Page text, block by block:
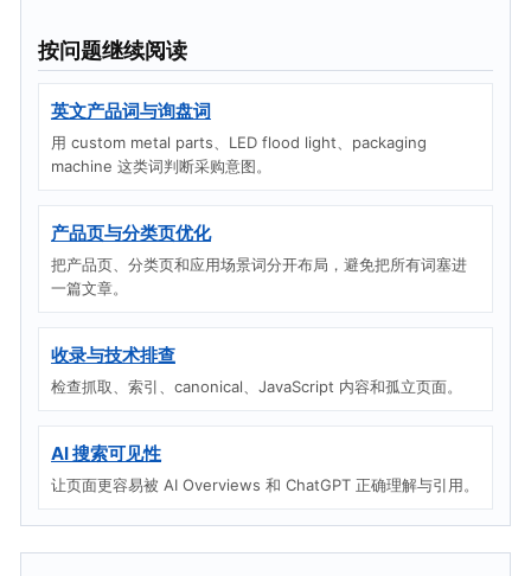
按问题继续阅读
英文产品词与询盘词
用 custom metal parts、LED flood light、packaging
machine 这类词判断采购意图。
产品页与分类页优化
把产品页、分类页和应用场景词分开布局，避免把所有词塞进
一篇文章。
收录与技术排查
检查抓取、索引、canonical、JavaScript 内容和孤立页面。
AI 搜索可见性
让页面更容易被 AI Overviews 和 ChatGPT 正确理解与引用。